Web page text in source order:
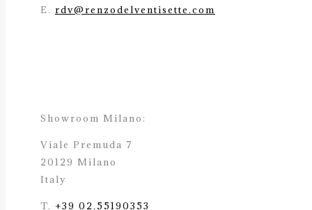
E. rdv@renzodelventisette.com
Showroom Milano:
Viale Premuda 7
20129 Milano
Italy
T. +39 02.55190353